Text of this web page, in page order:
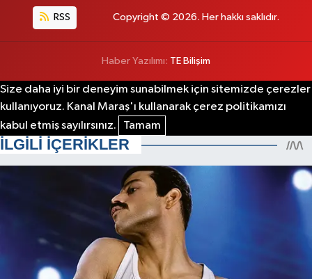
RSS Copyright © 2026. Her hakkı saklıdır.
Haber Yazılımı: TE Bilişim
Size daha iyi bir deneyim sunabilmek için sitemizde çerezler
kullanıyoruz. Kanal Maraş'ı kullanarak çerez politikamızı
kabul etmiş sayılırsınız.
Tamam